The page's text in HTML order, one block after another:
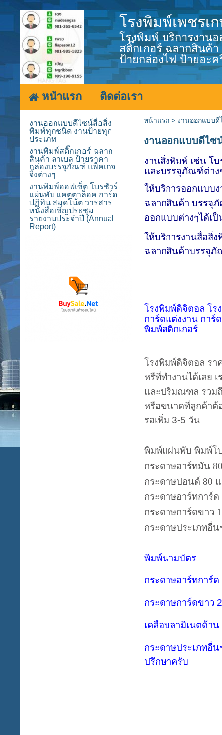
โรงพิมพ์เพชรเ
โรงพิมพ์ บริการงาน
สติ๊กเกอร์ ฉลากสินค้
ป้ายกล่องไฟ ป้ายอะ
หน้าแรก ติดต่อเรา
งานออกแบบดีไซน์สื่อสิ่ง
พิมพ์ทุกชนิด งานป้ายทุก
ประเภท
งานพิมพ์สติ๊กเกอร์ ฉลาก
สินค้า ลาเบล ป้ายราคา
กล่องบรรจุภัณฑ์ แพ็คเกจ
จิ้งต่างๆ
งานพิมพ์ออฟเซ็ต โบรชัวร์
แผ่นพับ แคตตาล็อค การ์ด
ปฏิทิน สมุดโน้ต วารสาร
หนังสือเชิญประชุม
รายงานประจำปี (Annual
Report)
หน้าแรก> งานออกแบบ
งานออกแบบดีไซ
งานสิ่งพิมพ์ เช่น โ
และบรรจุภัณฑ์ต่าง
ให้บริการออกแบบ
ฉลากสินค้า บรรจุ
ออกแบบต่างๆได้เ
ให้บริการงานสื่อสิ่
ฉลากสินค้าบรรจุภั
โรงพิมพ์ดิจิตอล โรงพิมพ์ด่วน รับพิมพ์งานด่วน ราคาถูก พิมพ์โบรชัวร์ พิมพ์แผ่นพับ พิมพ์นามบัตรด่วน ไม่มีขั้นต่ำ พิมพ์
การ์ดแต่งงาน การ์ดงานปีใหม่ พิมพ์บัตรเชิญ ป้ายกระดาษ แฮงก์แท็ก พิมพ์กล่
พิมพ์สติกเกอร์
โรงพิมพ์ดิจิตอล ราคาถูก รับพิมพ์งานจำนวนน้อย ไม่มีขั้นต่ำ งานด่วน งานคุณภาพ ในราคาที่เหมาะสม สั่งปุ๊ป รอรับที่บ้าน
หรืที่ทำงานได้เลย เราจะใช้ไลน์แมนจัดส่งพร้อมเก็บเงินปลายทาง สำหรับลูกค้าที่ต้องการงานทันทีเฉพาะในเขตกรุงเทพ
และปริมณฑล รวมถึง EMS งานด่วนที่รับ พิมพ์โบรชัวร์ นามบัตร และสิ่งพิมพ์ที่ตัดขอ
หรือขนาดที่ลูกค้าต้องการ ส่วนงานพิมพ์ไดคัท คือง
รอเพิ่ม 3-5 วัน
พิมพ์แผ่นพับ พิมพ์โ
กระดาษอาร์ทมัน
กระดาษปอนด์ 80
กระดาษอาร์ทการ์ด
กระดาษการ์ดขาว
กระดาษประเภทอื่
พิมพ์นามบัตร
กระดาษอาร์ทการ์
กระดาษการ์ดขาว
เคลือบลามิเนตด้า
กระดาษประเภทอื่น
ปรึกษาครับ